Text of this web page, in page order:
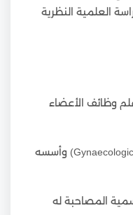
العلمية النظرية
وظائف الأعضاء
علم أمراض النساء (Gynaecological Pathology) وأسسه
المصاحبة له